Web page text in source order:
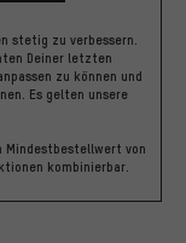
stetig zu verbessern.
Deiner letzten
zu können und
Es gelten unsere
Mindestbestellwert von
kombinierbar.